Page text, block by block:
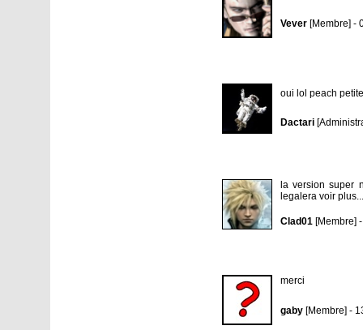
Vever[Membre] -
oui lol peach
Dactari
la version super
legalera voir plus...
Clad01[Membre]
merci
gaby[Membre] -